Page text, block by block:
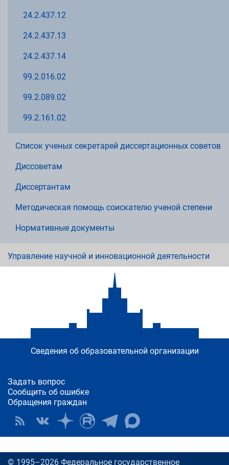
24.2.437.12
24.2.437.13
24.2.437.14
99.2.016.02
99.2.089.02
99.2.161.02
Список ученых секретарей диссертационных советов
Диссоветам
Диссертантам
Методическая помощь соискателю ученой степени
Нормативные документы
Управление научной и инновационной деятельности
Сведения об образовательной организации
Задать вопрос
Сообщить об ошибке
Обращения граждан
© 1995–2026 Федеральное государственное